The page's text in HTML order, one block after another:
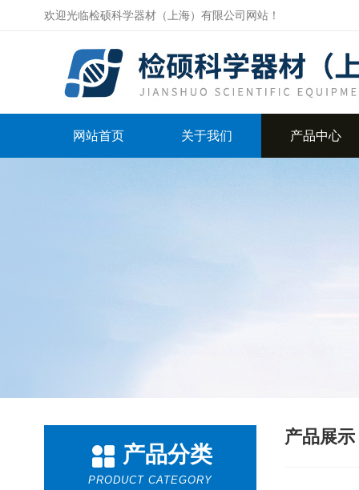
欢迎光临检硕科学器材（上海）有限公司网站！
网站首页 关于我们 产品中心
产品分类
PRODUCT CATEGORY
产品展示